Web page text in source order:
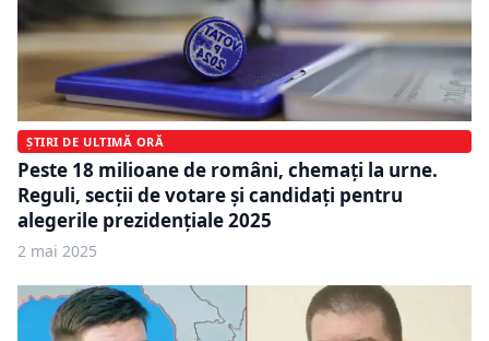
ȘTIRI DE ULTIMĂ ORĂ
Peste 18 milioane de români, chemați la urne.
Reguli, secții de votare și candidați pentru
alegerile prezidențiale 2025
2 mai 2025